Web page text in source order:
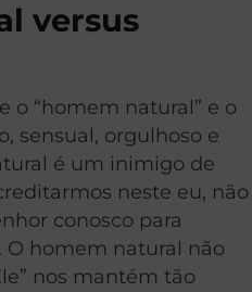
versus
o “homem natural” e o
sensual, orgulhoso e
é um inimigo de
neste eu, não
conosco para
O homem natural não
nos mantém tão